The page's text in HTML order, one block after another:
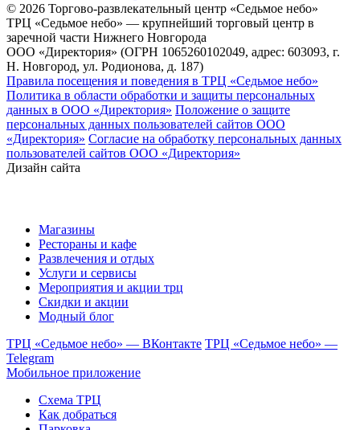
© 2026 Торгово-развлекательный центр «Седьмое небо»
ТРЦ «Седьмое небо» — крупнейший торговый центр в
заречной части Нижнего Новгорода
ООО «Директория» (ОГРН 1065260102049, адрес: 603093, г.
Н. Новгород, ул. Родионова, д. 187)
Правила посещения и поведения в ТРЦ «Седьмое небо»
Политика в области обработки и защиты персональных
данных в ООО «Директория» Положение о защите
персональных данных пользователей сайтов ООО
«Директория» Согласие на обработку персональных данных
пользователей сайтов ООО «Директория»
Дизайн сайта
Магазины
Рестораны и кафе
Развлечения и отдых
Услуги и сервисы
Мероприятия и акции трц
Скидки и акции
Модный блог
ТРЦ «Седьмое небо» — ВКонтакте ТРЦ «Седьмое небо» —
Telegram
Мобильное приложение
Схема ТРЦ
Как добраться